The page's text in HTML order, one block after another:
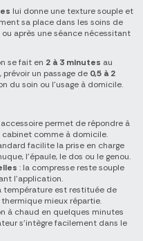
lui donne une texture souple et
sa place dans les soins de
après une séance nécessitant
se fait en 2 à 3 minutes au
un passage de 0,5 à 2
du soin ou l'usage à domicile.
accessoire permet de répondre à
comme à domicile.
facilite la prise en charge
l'épaule, le dos ou le genou.
: la compresse reste souple
l'application.
température est restituée de
mieux répartie.
à chaud en quelques minutes
s'intègre facilement dans le